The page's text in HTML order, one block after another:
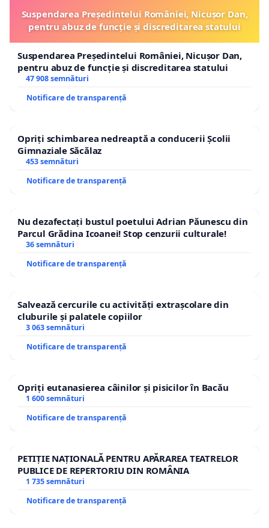
Suspendarea Președintelui României, Nicușor Dan,
pentru abuz de funcție și discreditarea statului
Suspendarea Președintelui României, Nicușor Dan,
pentru abuz de funcție și discreditarea statului
47 908 semnături
Notificare de transparență
Opriți schimbarea nedreaptă a conducerii Școlii
Gimnaziale Săcălaz
453 semnături
Notificare de transparență
Nu dezafectați bustul poetului Adrian Păunescu din
Parcul Grădina Icoanei! Stop cenzurii culturale!
36 semnături
Notificare de transparență
Salvează cercurile cu activități extrașcolare din
cluburile și palatele copiilor
3 063 semnături
Notificare de transparență
Opriți eutanasierea câinilor și pisicilor în Bacău
1 600 semnături
Notificare de transparență
PETIȚIE NAȚIONALĂ PENTRU APĂRAREA TEATRELOR
PUBLICE DE REPERTORIU DIN ROMÂNIA
1 735 semnături
Notificare de transparență